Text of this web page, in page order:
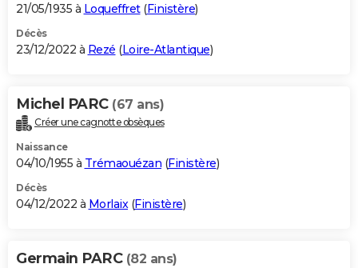
21/05/1935 à Loqueffret(Finistère)
Décès
23/12/2022 à Rezé (Loire-Atlantique)
Michel PARC (67 ans)
Créer une cagnotte obsèques
Naissance
04/10/1955 à Trémaouézan (Finistère)
Décès
04/12/2022 à Morlaix(Finistère)
Germain PARC (82 ans)